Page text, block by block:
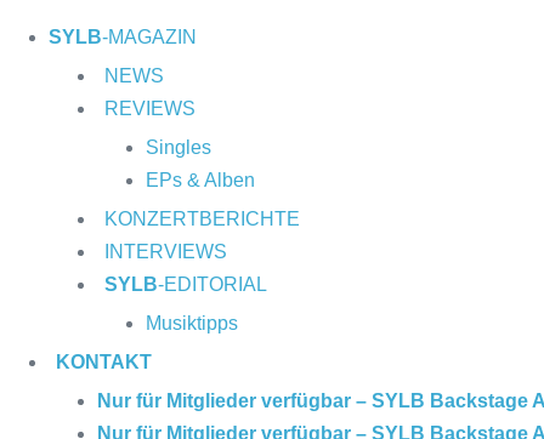
SYLB-MAGAZIN
NEWS
REVIEWS
Singles
EPs & Alben
KONZERTBERICHTE
INTERVIEWS
SYLB-EDITORIAL
Musiktipps
KONTAKT
Nur für Mitglieder verfügbar – SYLB Backstage
Nur für Mitglieder verfügbar – SYLB Backstage